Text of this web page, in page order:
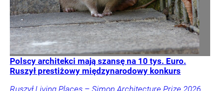
Polscy architekci mają szansę na 10 tys. Euro.
Ruszył prestiżowy międzynarodowy konkurs